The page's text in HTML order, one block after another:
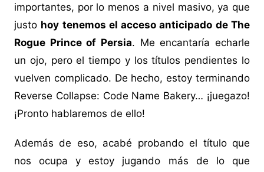
importantes, por lo menos a nivel masivo, ya que
justo hoy tenemos el acceso anticipado de The
Rogue Prince of Persia. Me encantaría echarle
un ojo, pero el tiempo y los títulos pendientes lo
vuelven complicado. De hecho, estoy terminando
Reverse Collapse: Code Name Bakery… ¡juegazo!
¡Pronto hablaremos de ello!
Además de eso, acabé probando el título que
nos ocupa y estoy jugando más de lo que